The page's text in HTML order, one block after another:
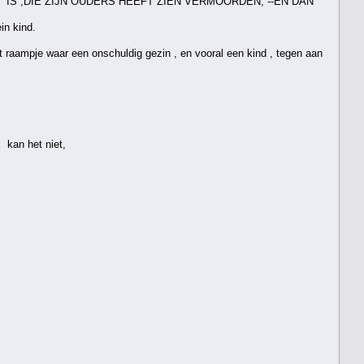
kind.
waar een onschuldig gezin , en vooral een kind , tegen aan
kan het niet,